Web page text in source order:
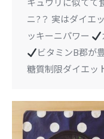
ニ?？ 実はダイエ
ッキーニパワー
ビタミンB郡が
糖質制限ダイエッ